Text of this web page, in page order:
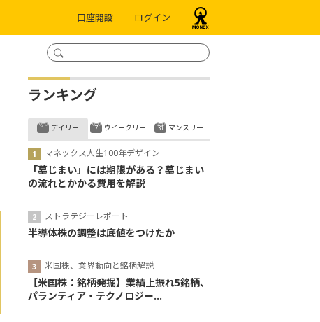
口座開設 ログイン
ランキング
デイリー
マネックス人生100年デザイン
「墓じまい」には期限がある？墓じまい
の流れとかかる費用を解説
ストラテジーレポート
半導体株の調整は底値をつけたか
米国株、業界動向と銘柄解説
【米国株：銘柄発掘】業績上振れ5銘柄、
パランティア・テクノロジー...
ウイークリー マンスリー